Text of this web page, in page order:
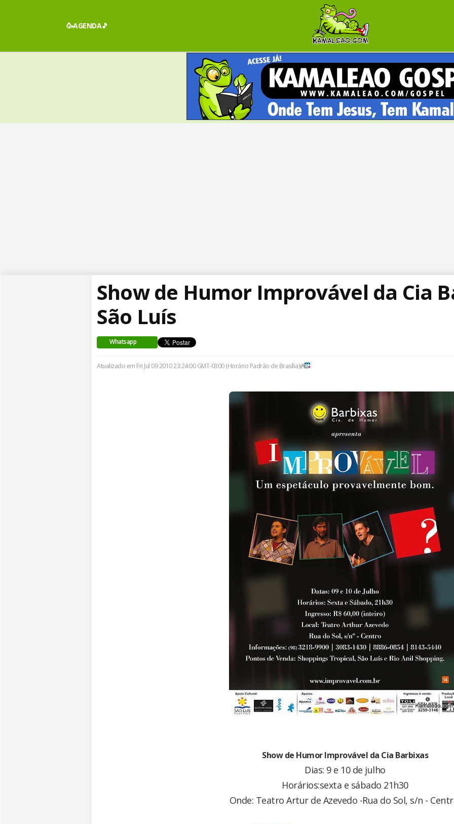
🥳AGENDA🎵
Show de Humor Improvável da Cia
São Luís
Whatsapp
Atualizado em Fri Jul 09 2010 23:24:00 GMT-0300 (Horário Padrão de Brasília)
Show de Humor Improvável da Cia Barbixas
Dias: 9 e 10 de julho
Horários:sexta e sábado 21h30
Onde: Teatro Artur de Azevedo -Rua do Sol, s/n -